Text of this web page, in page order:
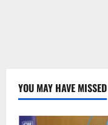
YOU MAY HAVE MISSED